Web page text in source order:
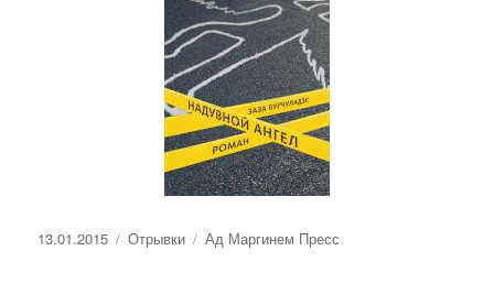
Опубликовано
13.01.2015 Рубрики
Отрывки Метки
Ад Маргинем Пресс